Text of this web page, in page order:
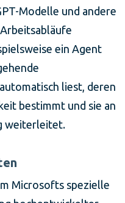
Modelle und andere
ein Agent
liest, deren
bestimmt und sie an
weiterleitet.
Microsofts spezielle